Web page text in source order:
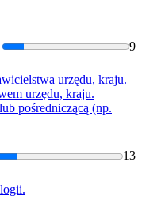
9
urzędu, kraju.
urzędu, kraju.
pośredniczącą (np.
13